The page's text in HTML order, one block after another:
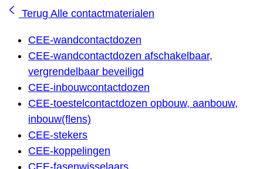
Terug Alle contactmaterialen
CEE-wandcontactdozen
CEE-wandcontactdozen afschakelbaar,
vergrendelbaar beveiligd
CEE-inbouwcontactdozen
CEE-toestelcontactdozen opbouw, aanbouw,
inbouw(flens)
CEE-stekers
CEE-koppelingen
CEE-fasenwisselaars